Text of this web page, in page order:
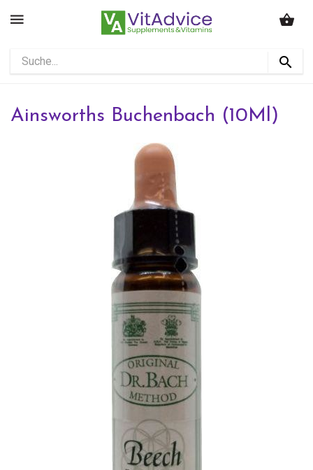
Ainsworths Buchenbach (10Ml)